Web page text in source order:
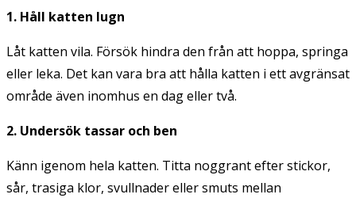
1. Håll katten lugn
Låt katten vila. Försök hindra den från att hoppa, springa
eller leka. Det kan vara bra att hålla katten i ett avgränsat
område även inomhus en dag eller två.
2. Undersök tassar och ben
Känn igenom hela katten. Titta noggrant efter stickor,
sår, trasiga klor, svullnader eller smuts mellan